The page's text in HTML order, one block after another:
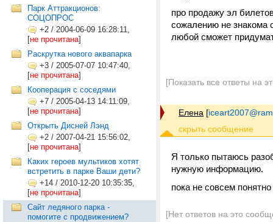
Парк Аттракционов:
СОЦОПРОС
+2 / 2004-06-09 16:28:11,
[не прочитана]
Раскрутка нового аквапарка
+3 / 2005-07-07 10:47:40,
[не прочитана]
Кооперация с соседями
+7 / 2005-04-13 14:11:09,
[не прочитана]
Открыть Дисней Лэнд
+2 / 2007-04-21 15:56:02,
[не прочитана]
Каких героев мультиков хотят
встретить в парке Ваши дети?
+14 / 2010-12-20 10:35:35,
[не прочитана]
Сайт ледяного парка -
помогите с продвижением?
про продажу эл
сожалению не знакома
любой сможет
[Показать все ответы на
Елена [
Я только пытаюсь
нужную информацию.
пока не совсем
[Нет ответов на это